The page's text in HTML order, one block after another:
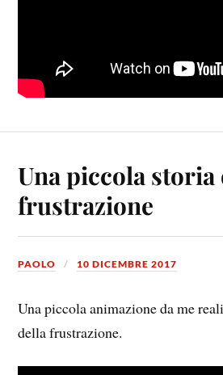
Una piccola storia
frustrazione
PAOLO 10 DICEMBRE 2017
Una piccola animazione da me
della frustrazione.